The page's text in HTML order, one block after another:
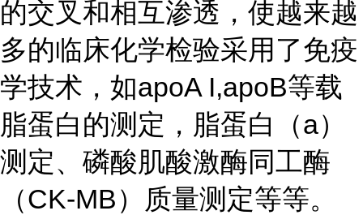
的交叉和相互渗透，使越来越
多的临床化学检验采用了免疫
学技术，如apoA I,apoB等载
脂蛋白的测定，脂蛋白（a）
测定、磷酸肌酸激酶同工酶
（CK-MB）质量测定等等。